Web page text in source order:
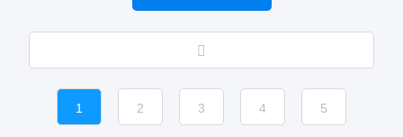
1 2 3 4 5